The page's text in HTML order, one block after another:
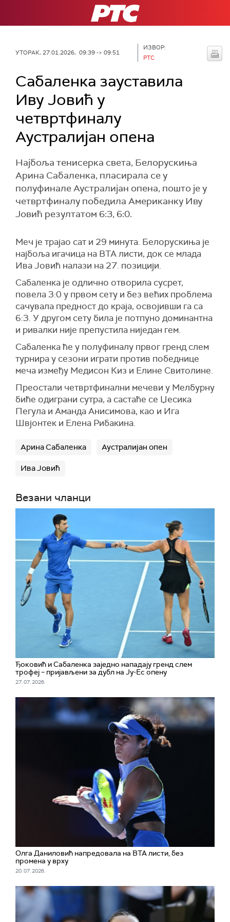
РТС
УТОРАК, 27.01.2026, 09:39 -> 09:51
ИЗВОР:
РТС
Сабаленка зауставила
Иву Јовић у
четвртфиналу
Аустралијан опена
Најбоља тенисерка света, Белорускиња
Арина Сабаленка, пласирала се у
полуфинале Аустралијан опена, пошто је у
четвртфиналу победила Американку Иву
Јовић резултатом 6:3, 6:0.
Меч је трајао сат и 29 минута. Белорускиња је
најбоља игачица на ВТА листи, док се млада
Ива Јовић налази на 27. позицији.
Сабаленка је одлично отворила сусрет,
повела 3:0 у првом сету и без већих проблема
сачувала предност до краја, освојивши га са
6:3. У другом сету била је потпуно доминантна
и ривалки није препустила ниједан гем.
Сабаленка ће у полуфиналу првог гренд слем
турнира у сезони играти против победнице
меча између Медисон Киз и Елине Свитолине.
Преостали четвртфинални мечеви у Мелбурну
биће одиграни сутра, а састаће се Џесика
Пегула и Аманда Анисимова, као и Ига
Швјонтек и Елена Рибакина.
Арина Сабаленка Аустралијан опен
Ива Јовић
Везани чланци
Ђоковић и Сабаленка заједно нападају гренд слем
трофеј – пријављени за дубл на Ју-Ес опену
27. 07. 2026.
Олга Даниловић напредовала на ВТА листи, без
промена у врху
20. 07. 2026.